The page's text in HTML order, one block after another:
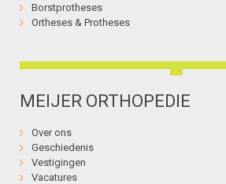
Borstprotheses
Ortheses & Protheses
MEIJER ORTHOPEDIE
Over ons
Geschiedenis
Vestigingen
Vacatures